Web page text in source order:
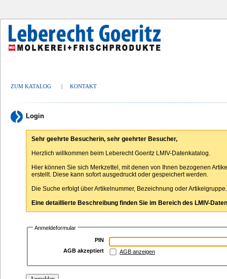
ZUM KATALOG | KONTAKT
Login
Sehr geehrte Besucherin, sehr geehrter Besucher,
Herzlich willkommen beim Leberecht Goeritz LMIV-Datenkatalog.
Hier können Sie sich Merkzettel, mit denen von Ihnen bezogenen
erstellt. Diese kann sofort ausgedruckt oder gespeichert werden.
Die Suche erfolgt über Artikelnummer, Bezeichnung oder Artikelgruppe.
Eine detaillierte Beschreibung finden Sie im Bereich des LMIV-
Anmeldeformular
PIN
AGB akzeptiert
AGB anzeigen